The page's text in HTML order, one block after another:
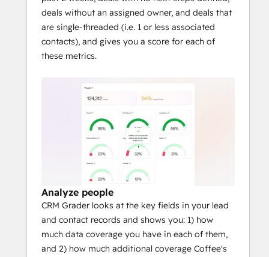
deals without an assigned owner, and deals that
are single-threaded (i.e. 1 or less associated
contacts), and gives you a score for each of
these metrics.
Analyze people
CRM Grader looks at the key fields in your lead
and contact records and shows you: 1) how
much data coverage you have in each of them,
and 2) how much additional coverage Coffee's